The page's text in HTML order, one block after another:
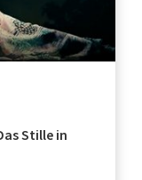
Stille in